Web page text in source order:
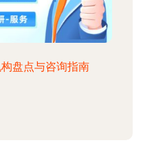
盘点与咨询指南